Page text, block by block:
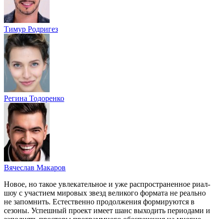
Тимур Родригез
Регина Тодоренко
Вячеслав Макаров
Новое, но такое увлекательное и уже распространенное риал-
шоу с участием мировых звезд великого формата не реально
не запомнить. Естественно продолжения формируются в
сезоны. Успешный проект имеет шанс выходить периодами и